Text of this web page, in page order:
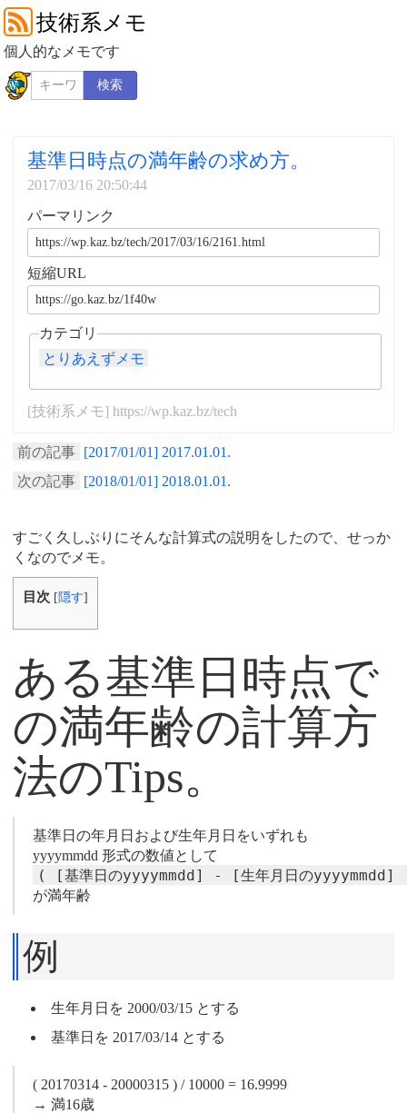
技術系メモ
個人的なメモです
検索
基準日時点の満年齢の求め方。
2017/03/16 20:50:44
パーマリンク
短縮URL
カテゴリ
とりあえずメモ
[技術系メモ] https://wp.kaz.bz/tech
前の記事
[2017/01/01] 2017.01.01.
次の記事
[2018/01/01] 2018.01.01.
すごく久しぶりにそんな計算式の説明をしたので、せっか
くなのでメモ。
目次 [隠す]
ある基準日時点で
の満年齢の計算方
法のTips。
基準日の年月日および生年月日をいずれも
yyyymmdd 形式の数値として
( [基準日のyyyymmdd] - [生年月日の
が満年齢
例
生年月日を 2000/03/15 とする
基準日を 2017/03/14 とする
( 20170314 - 20000315 ) / 10000 = 16.9999
→ 満16歳